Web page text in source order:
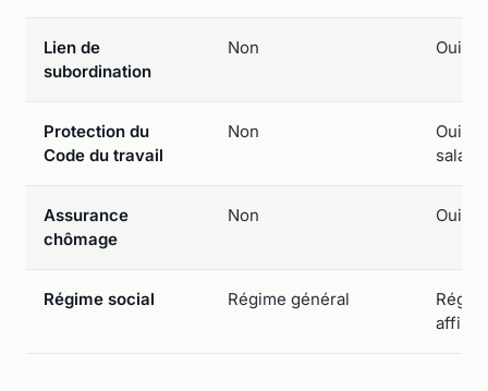
Lien de
subordination
Non Oui
Protection du
Code du travail
Non
Oui
Assurance
chômage
Non Oui
Régime social Régime général